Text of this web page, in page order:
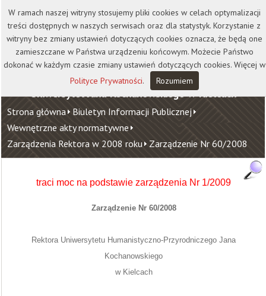
Kontakt Biblioteka
Wydawnictwo
Wirtualna Uczelnia
Uniwersytet Jana Kochanowskiego w Kielcach
Strona główna Biuletyn Informacji Publicznej
Wewnętrzne akty normatywne
Zarządzenia Rektora w 2008 roku Zarządzenie Nr 60/2008
traci moc na podstawie zarządzenia Nr 1/2009
Zarządzenie Nr 60/2008
Rektora Uniwersytetu Humanistyczno-Przyrodniczego Jana
Kochanowskiego
w Kielcach
W ramach naszej witryny stosujemy pliki cookies w celach optymalizacji
treści dostępnych w naszych serwisach oraz dla statystyk. Korzystanie z
witryny bez zmiany ustawień dotyczących cookies oznacza, że będą one
zamieszczane w Państwa urządzeniu końcowym. Możecie Państwo
dokonać w każdym czasie zmiany ustawień dotyczących cookies. Więcej w
Polityce Prywatności. Rozumiem